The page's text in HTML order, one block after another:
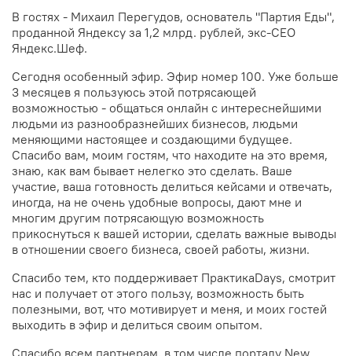
В гостях - Михаил Перегудов, основатель "Партия Еды",
проданной Яндексу за 1,2 млрд. рублей, экс-CEO
Яндекс.Шеф.
Сегодня особенный эфир. Эфир номер 100. Уже больше
3 месяцев я пользуюсь этой потрясающей
возможностью - общаться онлайн с интереснейшими
людьми из разнообразнейших бизнесов, людьми
меняющими настоящее и создающими будущее.
Спасибо вам, моим гостям, что находите на это время,
знаю, как вам бывает нелегко это сделать. Ваше
участие, ваша готовность делиться кейсами и отвечать,
иногда, на не очень удобные вопросы, дают мне и
многим другим потрясающую возможность
прикоснуться к вашей истории, сделать важные выводы
в отношении своего бизнеса, своей работы, жизни.
Спасибо тем, кто поддерживает ПрактикаDays, смотрит
нас и получает от этого пользу, возможность быть
полезными, вот, что мотивирует и меня, и моих гостей
выходить в эфир и делиться своим опытом.
Спасибо всем партнерам, в том числе порталу New